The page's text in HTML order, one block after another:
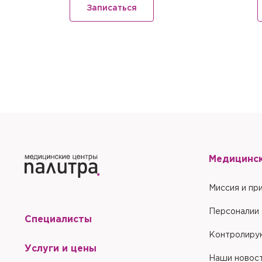
Записаться Запомнить меня на
Специалисты
Услуги и цены
Миссия и
Персоналии
Наши